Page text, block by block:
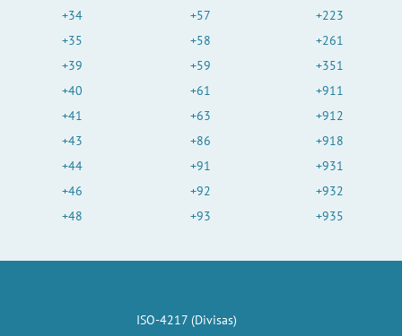
+34
+35
+39
+40
+41
+43
+44
+46
+48
+57
+58
+59
+61
+63
+86
+91
+92
+93
+223
+261
+351
+911
+912
+918
+931
+932
+935
ISO-4217 (Divisas)